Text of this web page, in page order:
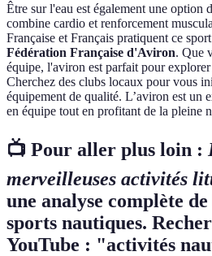
Être sur l'eau est également une option
combine cardio et renforcement
Française et Français pratiquent ce
Fédération Française d'Aviron. Que
équipe, l'aviron est parfait pour explorer
Cherchez des clubs locaux pour vous
équipement de qualité. L’aviron est un
en équipe tout en profitant de la pleine
📺 Pour aller plus loin :
merveilleuses activités
une analyse complète
sports nautiques.
YouTube : "activités